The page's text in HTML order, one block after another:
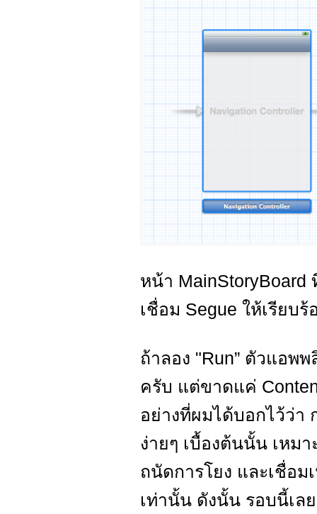
หน้า MainStoryBoard
เชื่อม Segue ให้เรียบร้
ถ้าลอง "Run” ตัวแอพ
ครับ แต่ขาดแค่
อย่างที่ผมได้บอกไว้ว่า
ง่ายๆ เบื้องต้นนั้น เหม
ถนัดการโยง และเชื่อม
เท่านั้น ดังนั้น รอบนี้เล